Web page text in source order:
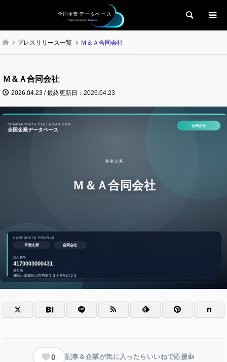
検索
プレスリリース一覧 Ｍ＆Ａ合同会社
Ｍ＆Ａ合同会社
2026.04.23 / 最終更新日：2026.04.23
0 記事＆企業が気に入ったらいいねで応援👍